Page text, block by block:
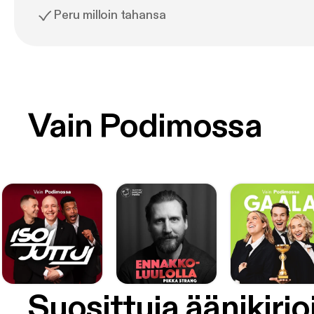
Peru milloin tahansa
Vain Podimossa